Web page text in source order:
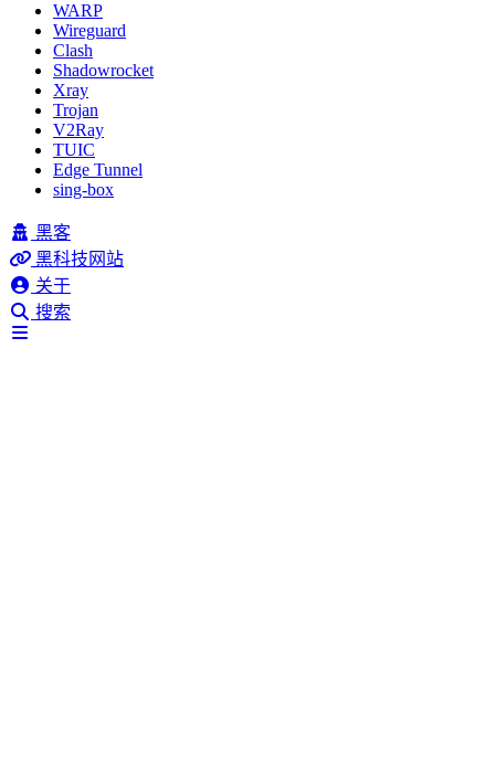
WARP
Wireguard
Clash
Shadowrocket
Xray
Trojan
V2Ray
TUIC
Edge Tunnel
sing-box
黑客
黑科技网站
关于
搜索